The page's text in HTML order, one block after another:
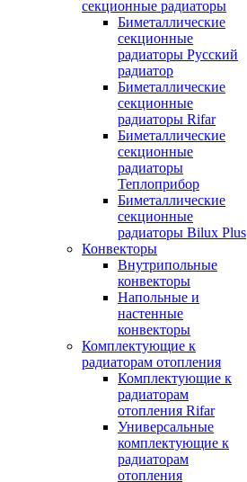
секционные радиаторы
Биметаллические
секционные
радиаторы Русский
радиатор
Биметаллические
секционные
радиаторы Rifar
Биметаллические
секционные
радиаторы
Теплоприбор
Биметаллические
секционные
радиаторы Bilux Plus
Конвекторы
Внутрипольные
конвекторы
Напольные и
настенные
конвекторы
Комплектующие к
радиаторам отопления
Комплектующие к
радиаторам
отопления Rifar
Универсальные
комплектующие к
радиаторам
отопления